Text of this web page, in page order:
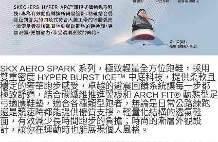
SKX AERO SPARK 系列，極致輕量全方位跑鞋，採用
雙重密度 HYPER BURST ICE™ 中底科技，提供柔軟且
穩定的奢華跑步感受，卓越的避震回饋系統讓每一步都
極致舒適，結合碳纖維推進翼板和 ARCH FIT® 動態型足
弓適應鞋墊，適合各種類型跑者，無論是日常公路練跑
還是競速時都能提供優質支撐。輕量化結構的透氣鞋
面，有效減少長時間跑步的負擔；時尚的漸層外觀設
計，讓你在運動時也能展現個人風格。